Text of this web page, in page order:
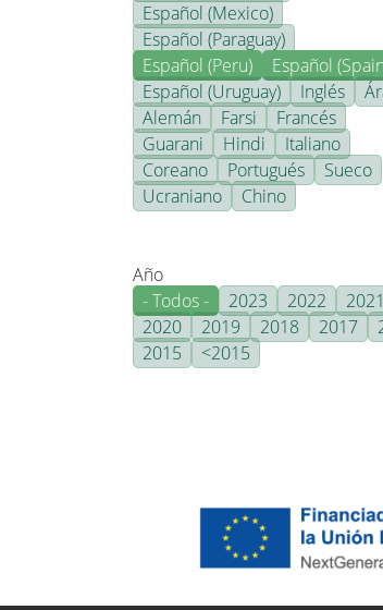
Español (Mexico)
Español (Paraguay)
Español (Peru)
Español
Español (Uruguay)
Inglés
Alemán
Farsi
Francés
Guarani
Hindi
Italiano
Coreano
Portugués
Sueco
Ucraniano
Chino
Año
- Todos -
2023 2022
2021
2020
2019 2018 2017
2015
<2015